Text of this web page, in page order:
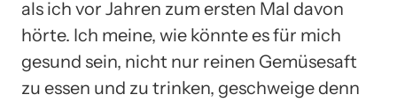
als ich vor Jahren zum ersten Mal davon
hörte. Ich meine, wie könnte es für mich
gesund sein, nicht nur reinen Gemüsesaft
zu essen und zu trinken, geschweige denn